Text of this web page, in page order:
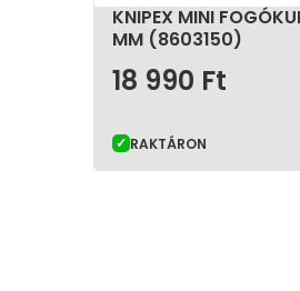
KNIPEX MINI
MM (8603150)
18 990 Ft
RAKTÁRON